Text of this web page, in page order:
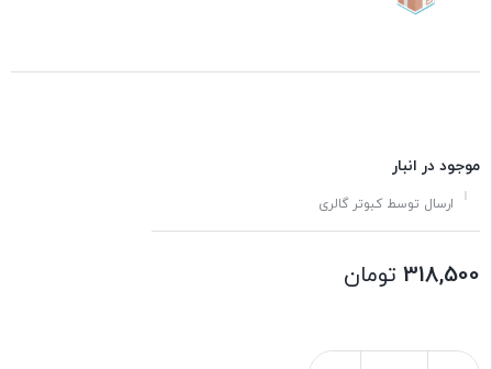
موجود در انبار
ارسال توسط کبوتر گالری
318,500 تومان